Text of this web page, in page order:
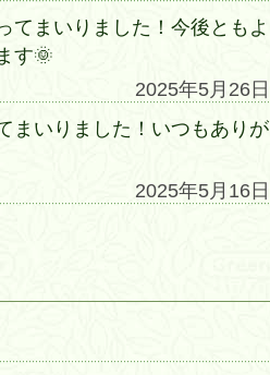
てまいりました！今後ともよ
す🌞
2025年5月26日
まいりました！いつもありが
2025年5月16日